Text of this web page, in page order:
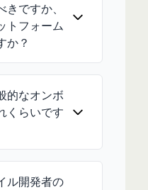
ですか、
トフォーム
か？
的なオンボ
くらいです
ル開発者の